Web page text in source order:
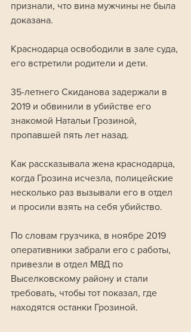
признали, что вина мужчины не была
доказана.
Краснодарца освободили в зале суда,
его встретили родители и дети.
35-летнего Скиданова задержали в
2019 и обвинили в убийстве его
знакомой Натальи Грозиной,
пропавшей пять лет назад.
Как рассказывала жена краснодарца,
когда Грозина исчезла, полицейские
несколько раз вызывали его в отдел
и просили взять на себя убийство.
По словам грузчика, в ноябре 2019
оперативники забрали его с работы,
привезли в отдел МВД по
Выселковскому району и стали
требовать, чтобы тот показал, где
находятся останки Грозиной.